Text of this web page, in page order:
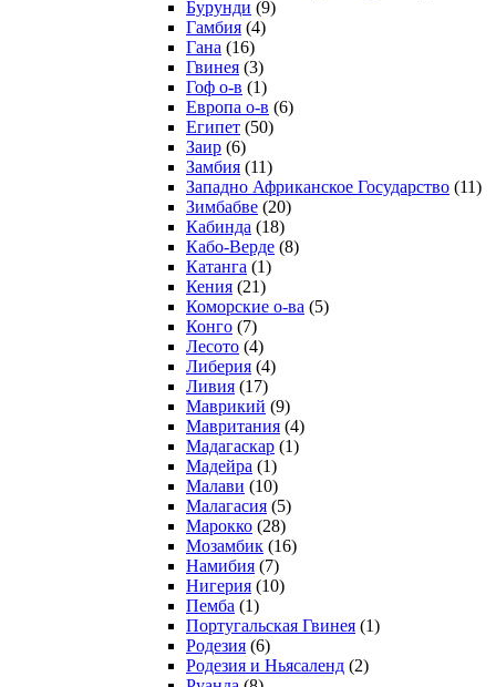
Бурунди (9)
Гамбия (4)
Гана (16)
Гвинея (3)
Гоф о-в (1)
Европа о-в (6)
Египет (50)
Заир (6)
Замбия (11)
Западно Африканское Государство (11)
Зимбабве (20)
Кабинда (18)
Кабо-Верде (8)
Катанга (1)
Кения (21)
Коморcкие о-ва (5)
Конго (7)
Лесото (4)
Либерия (4)
Ливия (17)
Маврикий (9)
Мавритания (4)
Мадагаскар (1)
Мадейра (1)
Малави (10)
Малагасия (5)
Марокко (28)
Мозамбик (16)
Намибия (7)
Нигерия (10)
Пемба (1)
Португальская Гвинея (1)
Родезия (6)
Родезия и Ньясаленд (2)